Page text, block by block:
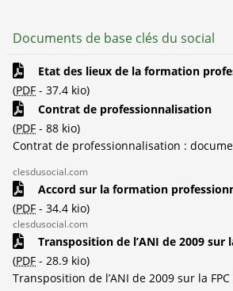
Documents de base clés du social
Etat des lieux de la formation
(PDF - 37.4 kio)
Contrat de professionnalisation
(PDF - 88 kio)
Contrat de professionnalisation :
clesdusocial.com
Accord sur la formation
(PDF - 34.4 kio)
clesdusocial.com
Transposition de l’ANI de 2009 sur
(PDF - 28.9 kio)
Transposition de l’ANI de 2009 sur la FPC